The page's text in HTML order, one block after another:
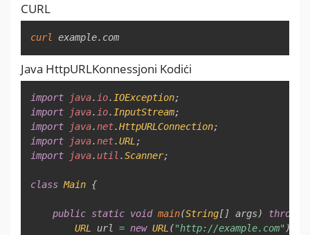
CURL
curl example.com
Java HttpURLKonnessjoni Kodiċi
import java. io. IOException;
import
java. io. InputStream;
import
java.net.HttpURLConnection;
import
java.net.URL ;
import
java. util .Scanner;
class Main {
public static void main(String[ ] args) throws
URL
url = new URL ("http://example.com" )